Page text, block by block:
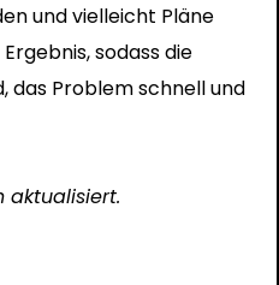
und vielleicht Pläne
sodass die
das Problem schnell und
aktualisiert.